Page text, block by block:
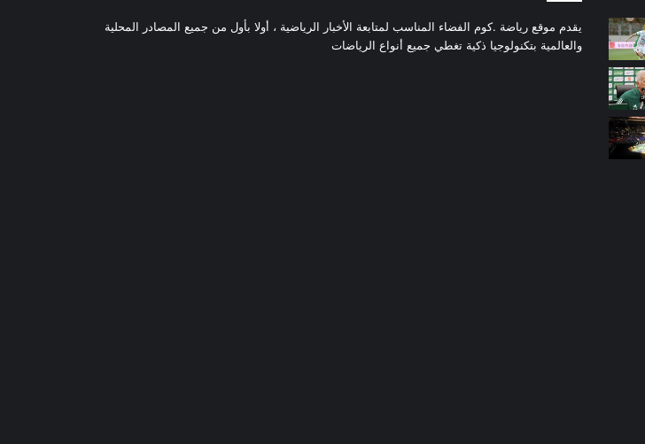
يقدم موقع رياضة .كوم الفضاء المناسب لمتابعة الأخبار الرياضية ، أولا بأول من جميع المصادر المحلية
والعالمية بتكنولوجيا ذكية تغطي جميع أنواع الرياضات